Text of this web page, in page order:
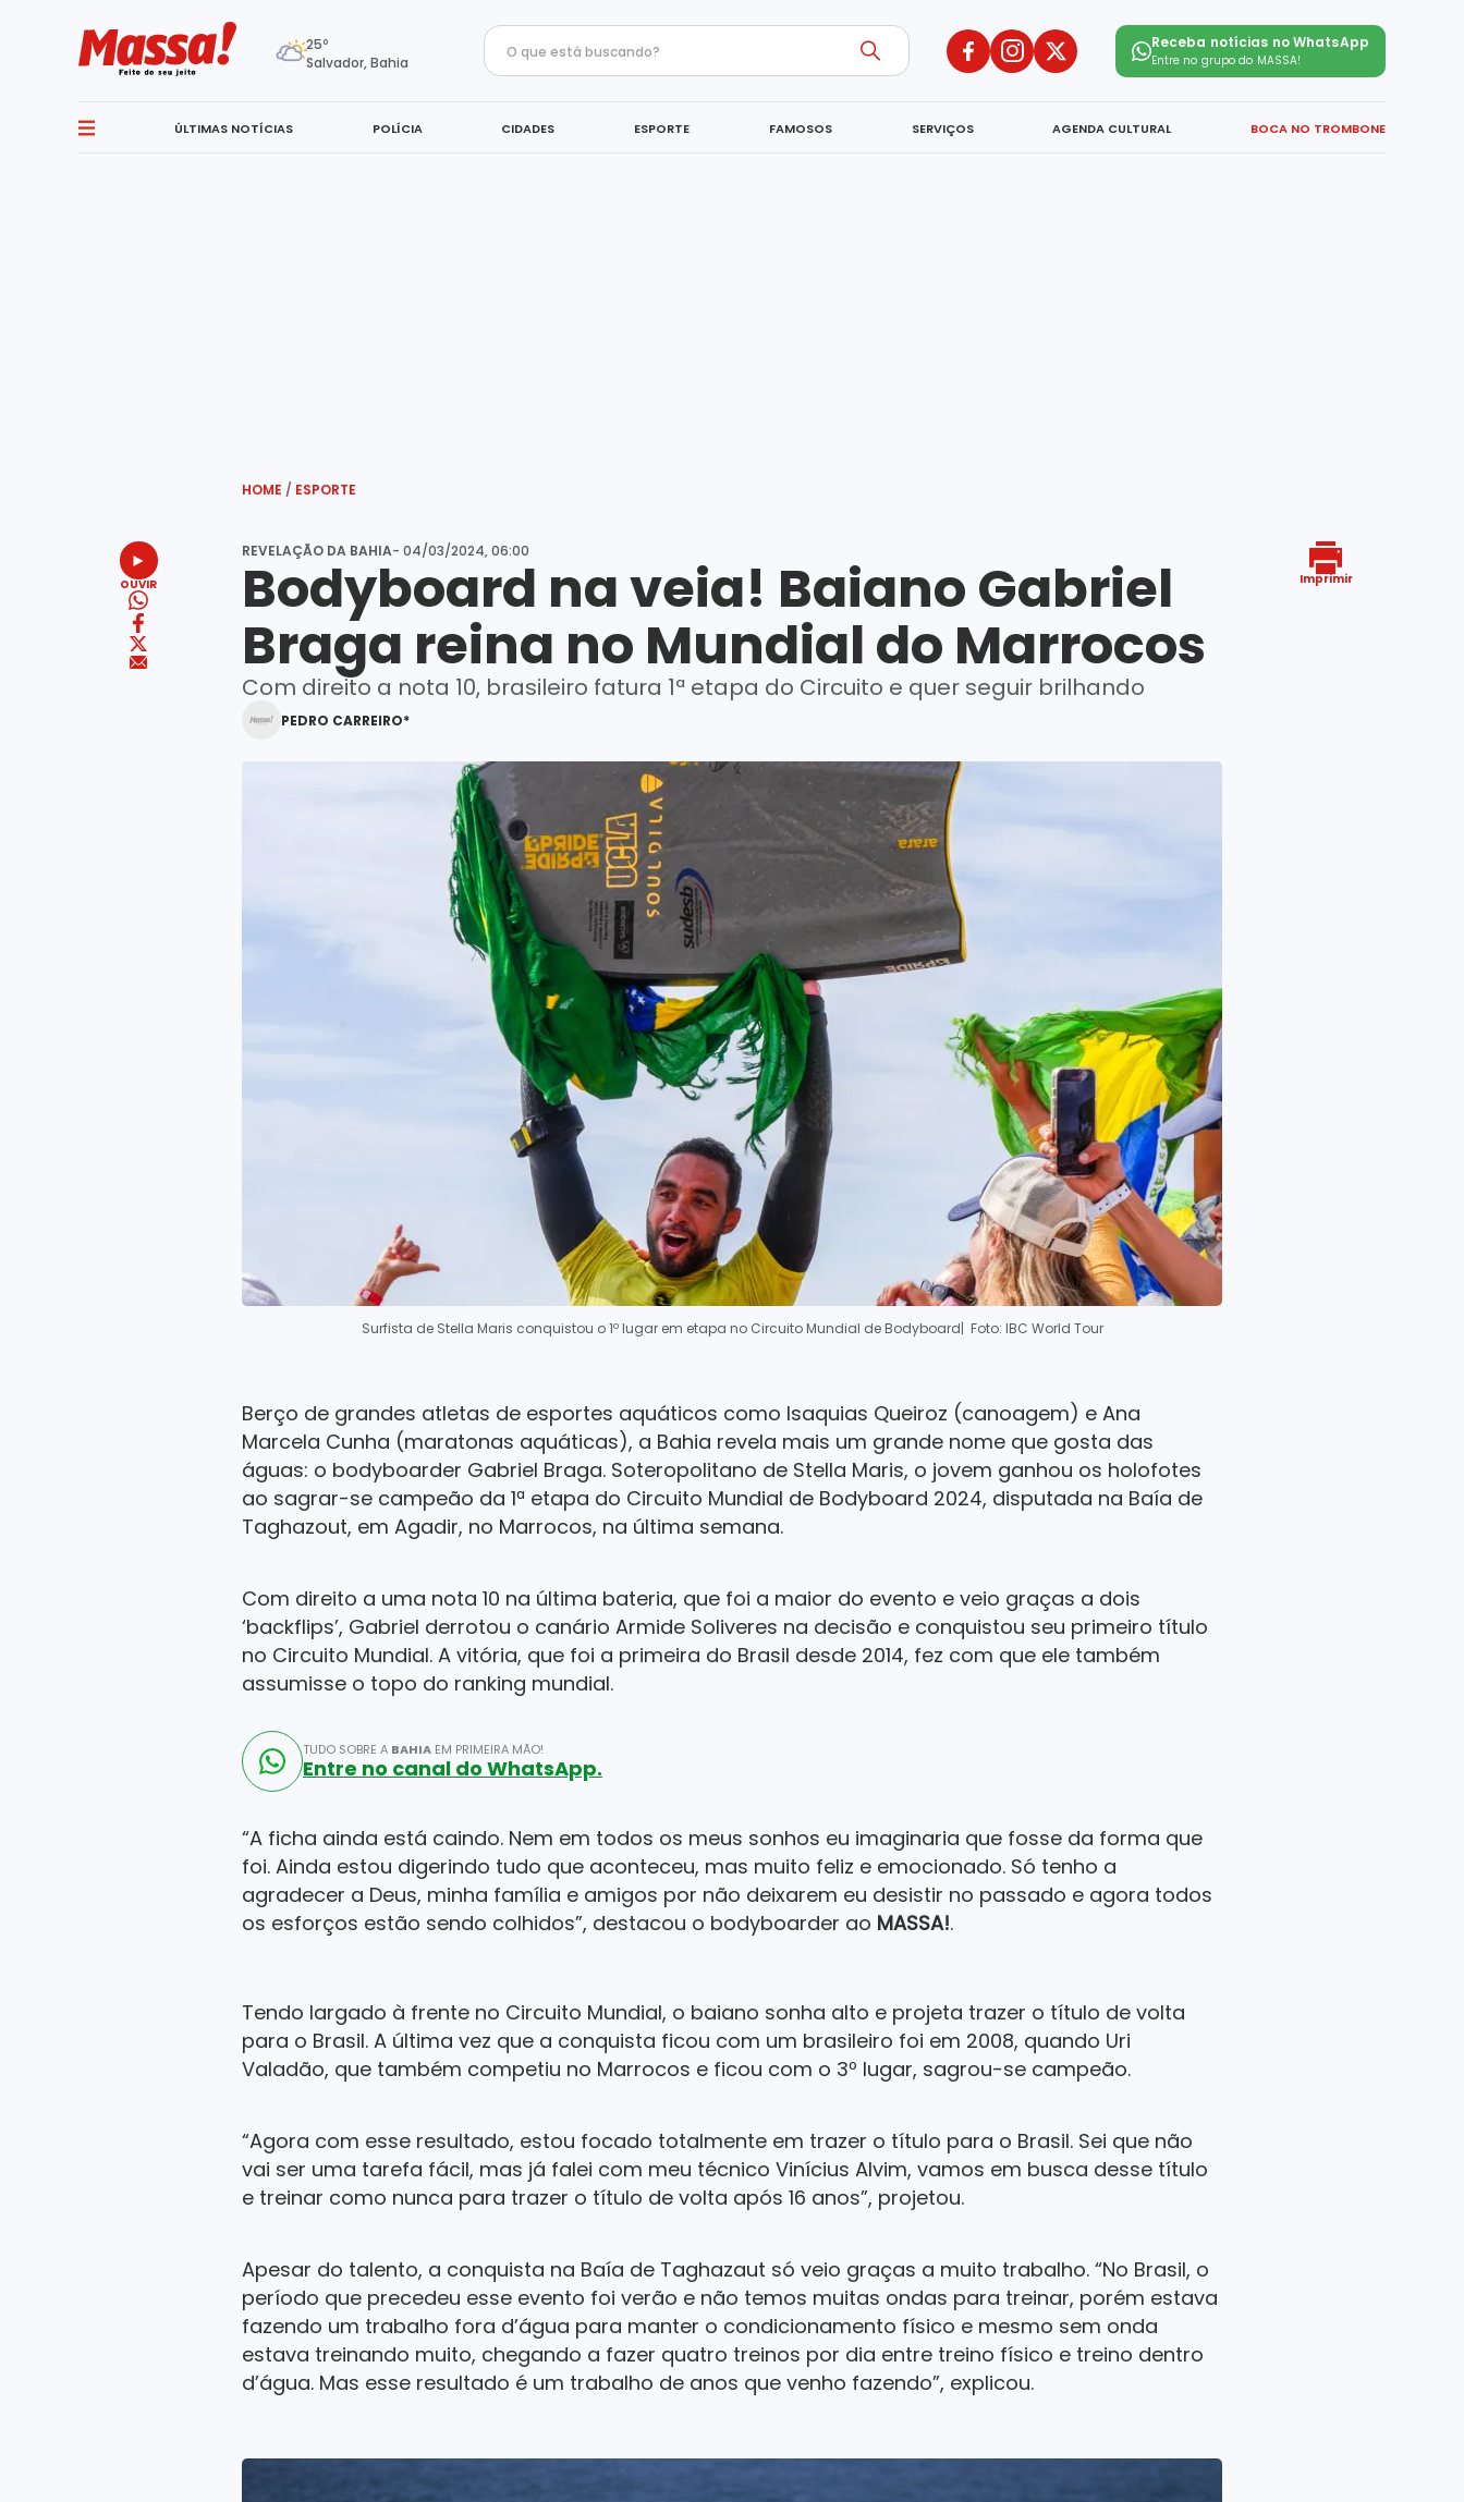
25º
Salvador, Bahia
Receba notícias no WhatsApp
Entre no grupo do MASSA!
ÚLTIMAS NOTÍCIAS POLÍCIA CIDADES ESPORTE FAMOSOS SERVIÇOS AGENDA CULTURAL BOCA NO TROMBONE
HOME / ESPORTE
OUVIR
REVELAÇÃO DA BAHIA- 04/03/2024, 06:00
Bodyboard na veia! Baiano Gabriel
Braga reina no Mundial do Marrocos
Com direito a nota 10, brasileiro fatura 1ª etapa do Circuito e quer seguir brilhando
PEDRO CARREIRO*
Surfista de Stella Maris conquistou o 1º lugar em etapa no Circuito Mundial de Bodyboard| Foto: IBC World Tour
Berço de grandes atletas de esportes aquáticos como Isaquias Queiroz (canoagem) e Ana
Marcela Cunha (maratonas aquáticas), a Bahia revela mais um grande nome que gosta das
águas: o bodyboarder Gabriel Braga. Soteropolitano de Stella Maris, o jovem ganhou os holofotes
ao sagrar-se campeão da 1ª etapa do Circuito Mundial de Bodyboard 2024, disputada na Baía de
Taghazout, em Agadir, no Marrocos, na última semana.
Com direito a uma nota 10 na última bateria, que foi a maior do evento e veio graças a dois
‘backflips’, Gabriel derrotou o canário Armide Soliveres na decisão e conquistou seu primeiro título
no Circuito Mundial. A vitória, que foi a primeira do Brasil desde 2014, fez com que ele também
assumisse o topo do ranking mundial.
TUDO SOBRE A BAHIA EM PRIMEIRA MÃO!
Entre no canal do WhatsApp.
“A ficha ainda está caindo. Nem em todos os meus sonhos eu imaginaria que fosse da forma que
foi. Ainda estou digerindo tudo que aconteceu, mas muito feliz e emocionado. Só tenho a
agradecer a Deus, minha família e amigos por não deixarem eu desistir no passado e agora todos
os esforços estão sendo colhidos”, destacou o bodyboarder ao MASSA!.
Tendo largado à frente no Circuito Mundial, o baiano sonha alto e projeta trazer o título de volta
para o Brasil. A última vez que a conquista ficou com um brasileiro foi em 2008, quando Uri
Valadão, que também competiu no Marrocos e ficou com o 3º lugar, sagrou-se campeão.
“Agora com esse resultado, estou focado totalmente em trazer o título para o Brasil. Sei que não
vai ser uma tarefa fácil, mas já falei com meu técnico Vinícius Alvim, vamos em busca desse título
e treinar como nunca para trazer o título de volta após 16 anos”, projetou.
Apesar do talento, a conquista na Baía de Taghazaut só veio graças a muito trabalho. “No Brasil, o
período que precedeu esse evento foi verão e não temos muitas ondas para treinar, porém estava
fazendo um trabalho fora d’água para manter o condicionamento físico e mesmo sem onda
estava treinando muito, chegando a fazer quatro treinos por dia entre treino físico e treino dentro
d’água. Mas esse resultado é um trabalho de anos que venho fazendo”, explicou.
Imprimir